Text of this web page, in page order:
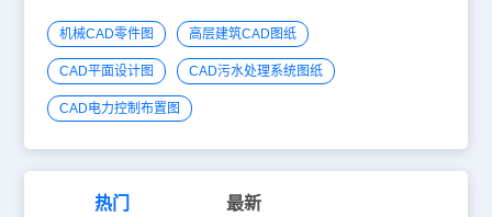
机械CAD零件图 高层建筑CAD图纸
CAD平面设计图 CAD污水处理系统图纸
CAD电力控制布置图
热门 最新